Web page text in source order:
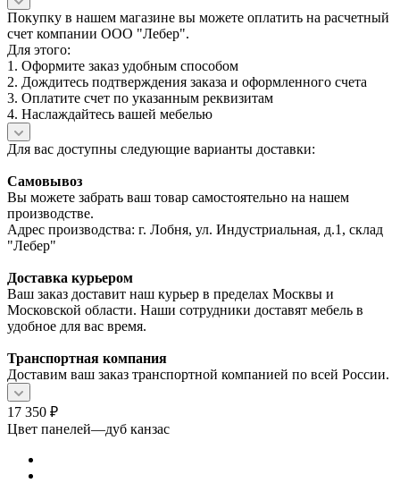
Покупку в нашем магазине вы можете оплатить на расчетный
счет компании ООО "Лебер".
Для этого:
1. Оформите заказ удобным способом
2. Дождитесь подтверждения заказа и оформленного счета
3. Оплатите счет по указанным реквизитам
4. Наслаждайтесь вашей мебелью
Для вас доступны следующие варианты доставки:
Самовывоз
Вы можете забрать ваш товар самостоятельно на нашем
производстве.
Адрес производства: г. Лобня, ул. Индустриальная, д.1, склад
"Лебер"
Доставка курьером
Ваш заказ доставит наш курьер в пределах Москвы и
Московской области. Наши сотрудники доставят мебель в
удобное для вас время.
Транспортная компания
Доставим ваш заказ транспортной компанией по всей России.
17 350 ₽
Цвет панелей—дуб канзас